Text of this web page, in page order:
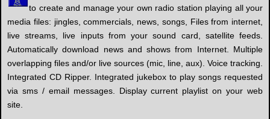
to create and manage your own radio station playing all your
media files: jingles, commercials, news, songs, Files from internet,
live streams, live inputs from your sound card, satellite feeds.
Automatically download news and shows from Internet. Multiple
overlapping files and/or live sources (mic, line, aux). Voice tracking.
Integrated CD Ripper. Integrated jukebox to play songs requested
via sms / email messages. Display current playlist on your web
site.